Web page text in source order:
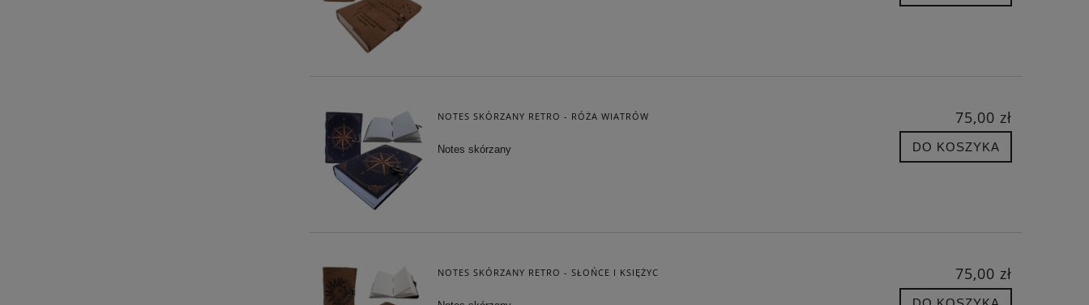
NOTES SKÓRZANY RETRO - RÓŻA WIATRÓW
Notes skórzany
75,00 zł
DO KOSZYKA
NOTES SKÓRZANY RETRO - SŁOŃCE I KSIĘŻYC 75,00 zł